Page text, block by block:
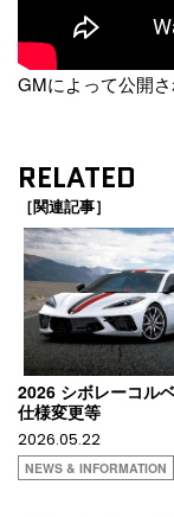
GMによって公開さ
RELATED
［関連記事］
2026 シボレーコル
仕様変更等
2026.05.22
NEWS & INFORMATION